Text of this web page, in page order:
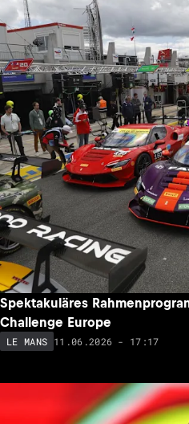
Spektakuläres
Challenge Europe
LE MANS 11.06.2026 - 17:17